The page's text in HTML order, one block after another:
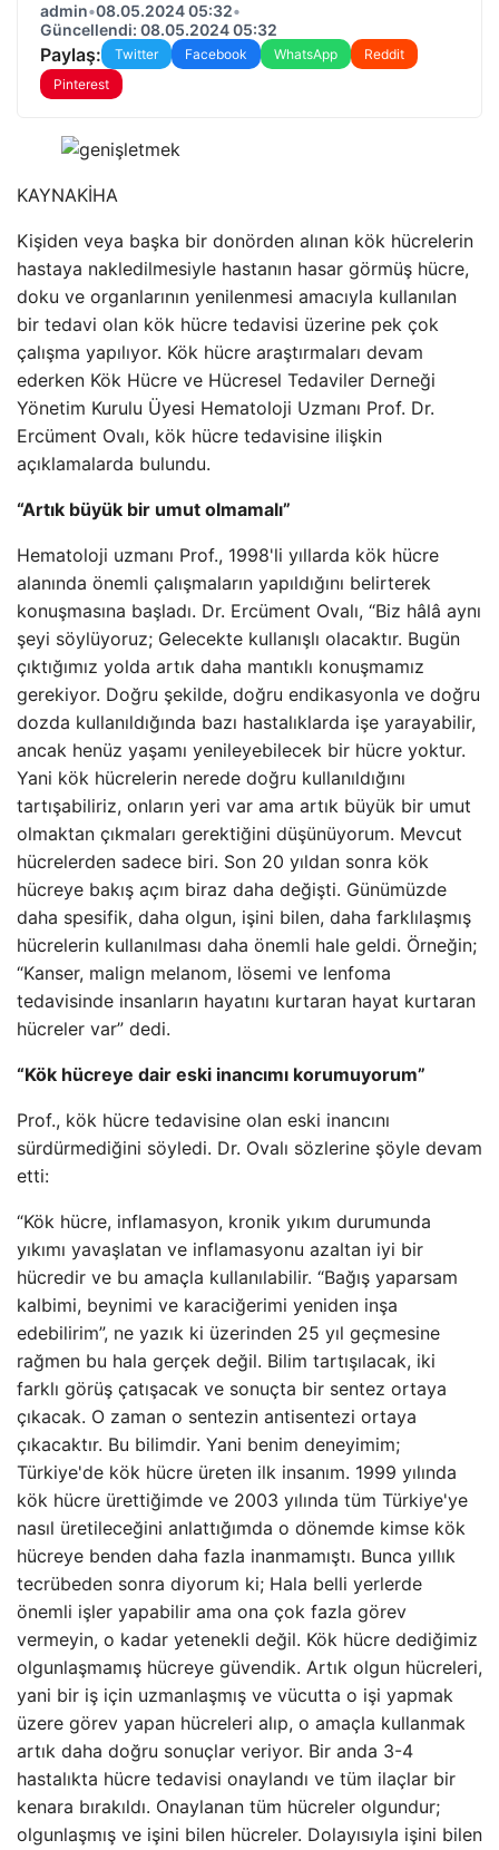
admin•08.05.2024 05:32•
Güncellendi: 08.05.2024 05:32
Paylaş: Twitter Facebook WhatsApp
Reddit
Pinterest
KAYNAKİHA
Kişiden veya başka bir donörden alınan kök hücrelerin
hastaya nakledilmesiyle hastanın hasar görmüş hücre,
doku ve organlarının yenilenmesi amacıyla kullanılan
bir tedavi olan kök hücre tedavisi üzerine pek çok
çalışma yapılıyor. Kök hücre araştırmaları devam
ederken Kök Hücre ve Hücresel Tedaviler Derneği
Yönetim Kurulu Üyesi Hematoloji Uzmanı Prof. Dr.
Ercüment Ovalı, kök hücre tedavisine ilişkin
açıklamalarda bulundu.
“Artık büyük bir umut olmamalı”
Hematoloji uzmanı Prof., 1998'li yıllarda kök hücre
alanında önemli çalışmaların yapıldığını belirterek
konuşmasına başladı. Dr. Ercüment Ovalı, “Biz hâlâ aynı
şeyi söylüyoruz; Gelecekte kullanışlı olacaktır. Bugün
çıktığımız yolda artık daha mantıklı konuşmamız
gerekiyor. Doğru şekilde, doğru endikasyonla ve doğru
dozda kullanıldığında bazı hastalıklarda işe yarayabilir,
ancak henüz yaşamı yenileyebilecek bir hücre yoktur.
Yani kök hücrelerin nerede doğru kullanıldığını
tartışabiliriz, onların yeri var ama artık büyük bir umut
olmaktan çıkmaları gerektiğini düşünüyorum. Mevcut
hücrelerden sadece biri. Son 20 yıldan sonra kök
hücreye bakış açım biraz daha değişti. Günümüzde
daha spesifik, daha olgun, işini bilen, daha farklılaşmış
hücrelerin kullanılması daha önemli hale geldi. Örneğin;
“Kanser, malign melanom, lösemi ve lenfoma
tedavisinde insanların hayatını kurtaran hayat kurtaran
hücreler var” dedi.
“Kök hücreye dair eski inancımı korumuyorum”
Prof., kök hücre tedavisine olan eski inancını
sürdürmediğini söyledi. Dr. Ovalı sözlerine şöyle devam
etti:
“Kök hücre, inflamasyon, kronik yıkım durumunda
yıkımı yavaşlatan ve inflamasyonu azaltan iyi bir
hücredir ve bu amaçla kullanılabilir. “Bağış yaparsam
kalbimi, beynimi ve karaciğerimi yeniden inşa
edebilirim”, ne yazık ki üzerinden 25 yıl geçmesine
rağmen bu hala gerçek değil. Bilim tartışılacak, iki
farklı görüş çatışacak ve sonuçta bir sentez ortaya
çıkacak. O zaman o sentezin antisentezi ortaya
çıkacaktır. Bu bilimdir. Yani benim deneyimim;
Türkiye'de kök hücre üreten ilk insanım. 1999 yılında
kök hücre ürettiğimde ve 2003 yılında tüm Türkiye'ye
nasıl üretileceğini anlattığımda o dönemde kimse kök
hücreye benden daha fazla inanmamıştı. Bunca yıllık
tecrübeden sonra diyorum ki; Hala belli yerlerde
önemli işler yapabilir ama ona çok fazla görev
vermeyin, o kadar yetenekli değil. Kök hücre dediğimiz
olgunlaşmamış hücreye güvendik. Artık olgun hücreleri,
yani bir iş için uzmanlaşmış ve vücutta o işi yapmak
üzere görev yapan hücreleri alıp, o amaçla kullanmak
artık daha doğru sonuçlar veriyor. Bir anda 3-4
hastalıkta hücre tedavisi onaylandı ve tüm ilaçlar bir
kenara bırakıldı. Onaylanan tüm hücreler olgundur;
olgunlaşmış ve işini bilen hücreler. Dolayısıyla işini bilen